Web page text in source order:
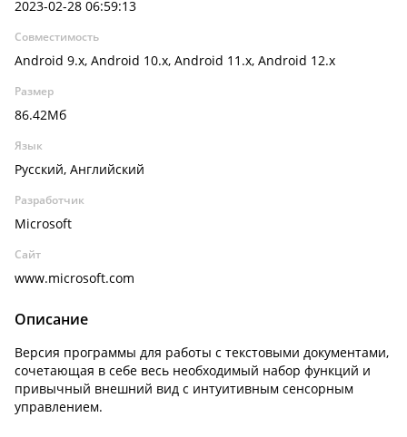
2023-02-28 06:59:13
Совместимость
Android 9.x, Android 10.x, Android 11.x, Android 12.x
Размер
86.42Мб
Язык
Русский, Английский
Разработчик
Microsoft
Сайт
www.microsoft.com
Описание
Версия программы для работы с текстовыми документами,
сочетающая в себе весь необходимый набор функций и
привычный внешний вид с интуитивным сенсорным
управлением.